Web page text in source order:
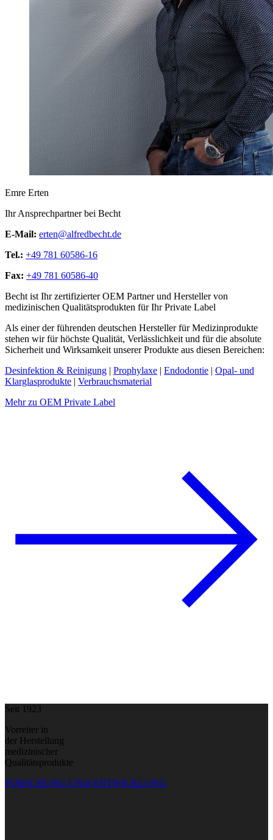
Emre Erten
Ihr Ansprechpartner bei Becht
E-Mail: erten@alfredbecht.de
Tel.: +49 781 60586-16
Fax: +49 781 60586-40
Becht ist Ihr zertifizierter OEM Partner und Hersteller von
medizinischen Qualitätsprodukten für Ihr Private Label
Als einer der führenden deutschen Hersteller für Medizinprodukte
stehen wir für höchste Qualität, Verlässlichkeit und für die absolute
Sicherheit und Wirksamkeit unserer Produkte aus diesen Bereichen:
Desinfektion & Reinigung | Prophylaxe | Endodontie | Opal- und
Klarglasprodukte | Verbrauchsmaterial
Mehr zu OEM Private Label
Seit 1923
Vorreiter in
der Herstellung
medizinischer
Qualitätsprodukte
FORSCHUNG UND ENTWICKLUNG